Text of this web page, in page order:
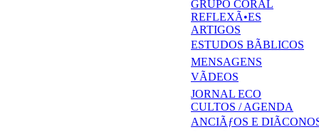
GRUPO CORAL
REFLEXÃ•ES
ARTIGOS
ESTUDOS BÃBLICOS
MENSAGENS
VÃDEOS
JORNAL ECO
CULTOS / AGENDA
ANCIÃƒOS E